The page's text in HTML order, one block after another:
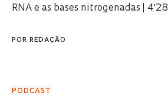
RNA e as bases nitrogenadas | 4'28
POR REDAÇÃO
PODCAST